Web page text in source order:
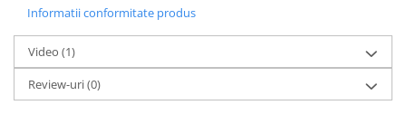
Creioane automate , mine
Creioane grafice
Cu stergere
Linere
Pixuri
Informatii conformitate produs
Video (1)
Review-uri(0)